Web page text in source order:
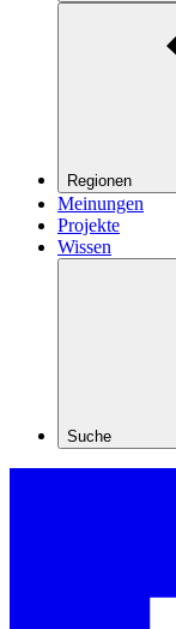
Regionen
Meinungen
Projekte
Wissen
Suche